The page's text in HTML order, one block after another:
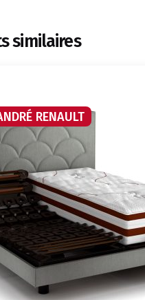
similaires
RENAULT